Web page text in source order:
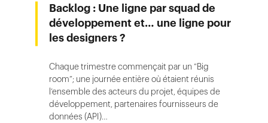
Backlog : Une ligne par squad de
développement et… une ligne pour
les designers ?
Chaque trimestre commençait par un “Big
room”; une journée entière où étaient réunis
l’ensemble des acteurs du projet, équipes de
développement, partenaires fournisseurs de
données (API)…